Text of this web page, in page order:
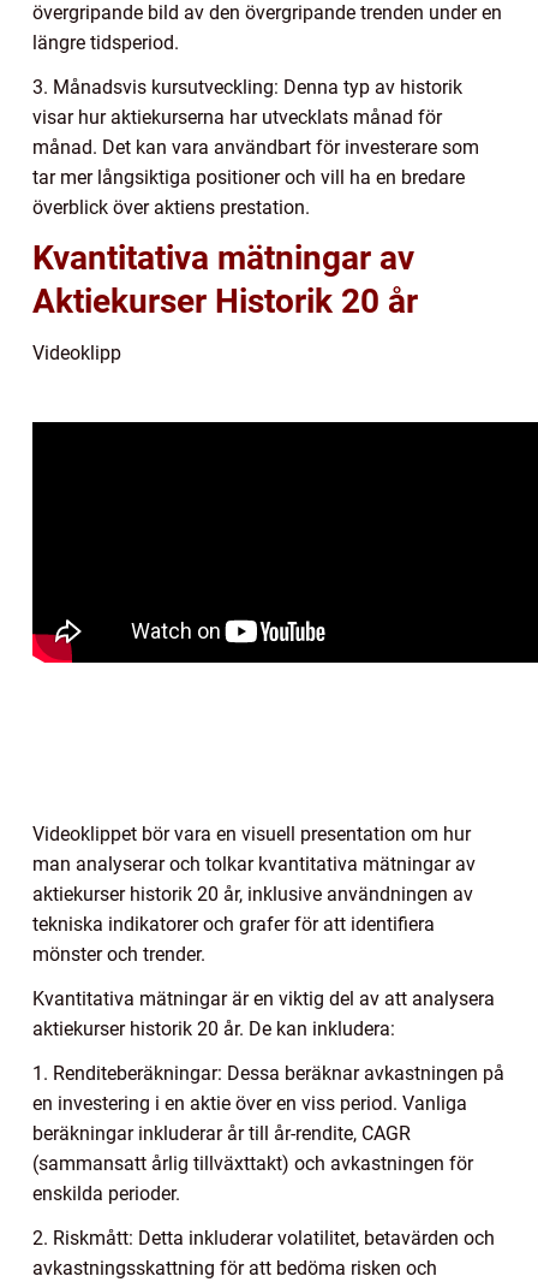
övergripande bild av den övergripande trenden under en
längre tidsperiod.
3. Månadsvis kursutveckling: Denna typ av historik
visar hur aktiekurserna har utvecklats månad för
månad. Det kan vara användbart för investerare som
tar mer långsiktiga positioner och vill ha en bredare
överblick över aktiens prestation.
Kvantitativa mätningar av
Aktiekurser Historik 20 år
Videoklipp
Videoklippet bör vara en visuell presentation om hur
man analyserar och tolkar kvantitativa mätningar av
aktiekurser historik 20 år, inklusive användningen av
tekniska indikatorer och grafer för att identifiera
mönster och trender.
Kvantitativa mätningar är en viktig del av att analysera
aktiekurser historik 20 år. De kan inkludera:
1. Renditeberäkningar: Dessa beräknar avkastningen på
en investering i en aktie över en viss period. Vanliga
beräkningar inkluderar år till år-rendite, CAGR
(sammansatt årlig tillväxttakt) och avkastningen för
enskilda perioder.
2. Riskmått: Detta inkluderar volatilitet, betavärden och
avkastningsskattning för att bedöma risken och